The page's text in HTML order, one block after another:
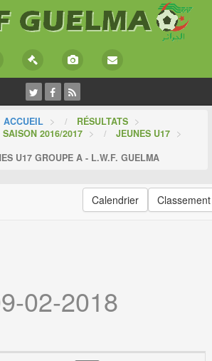
ACCUEIL > RÉSULTATS >
SAISON 2016/2017 > JEUNES U17 >
U17 GROUPE A - L.W.F. GUELMA
Calendrier Classement
02-2018